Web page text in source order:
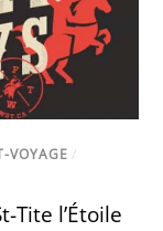
VOYAGE /
Tite l’Étoile